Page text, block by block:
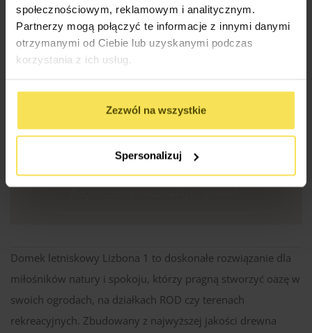
społecznościowym, reklamowym i analitycznym.
Partnerzy mogą połączyć te informacje z innymi danymi
otrzymanymi od Ciebie lub uzyskanymi podczas
korzystania z ich usług.
Zezwól na wszystkie
Spersonalizuj
drewno
Najwyższa jakość
surowca– Budujemy z
drewna
skandynawskiego (C24,
gwarantuje trwałość na
Gwarancja bezpiecznego zakupu
Bezpieczeństwo transakcji - sprawdź
Domek letniskowy Lizbona 1 to doskonałe rozwiązanie dla
miłośników natury i spokoju, którzy pragną stworzyć oazę w
swoich ogrodach, na działkach ROD czy terenach
rekreacyjnych. Zbudowany z najwyższej jakości drewna